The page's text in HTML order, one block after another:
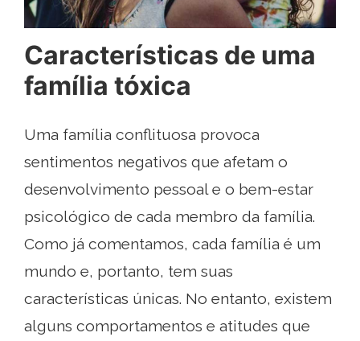
Características de uma
família tóxica
Uma família conflituosa provoca
sentimentos negativos que afetam o
desenvolvimento pessoal e o bem-estar
psicológico de cada membro da família.
Como já comentamos, cada família é um
mundo e, portanto, tem suas
características únicas. No entanto, existem
alguns comportamentos e atitudes que